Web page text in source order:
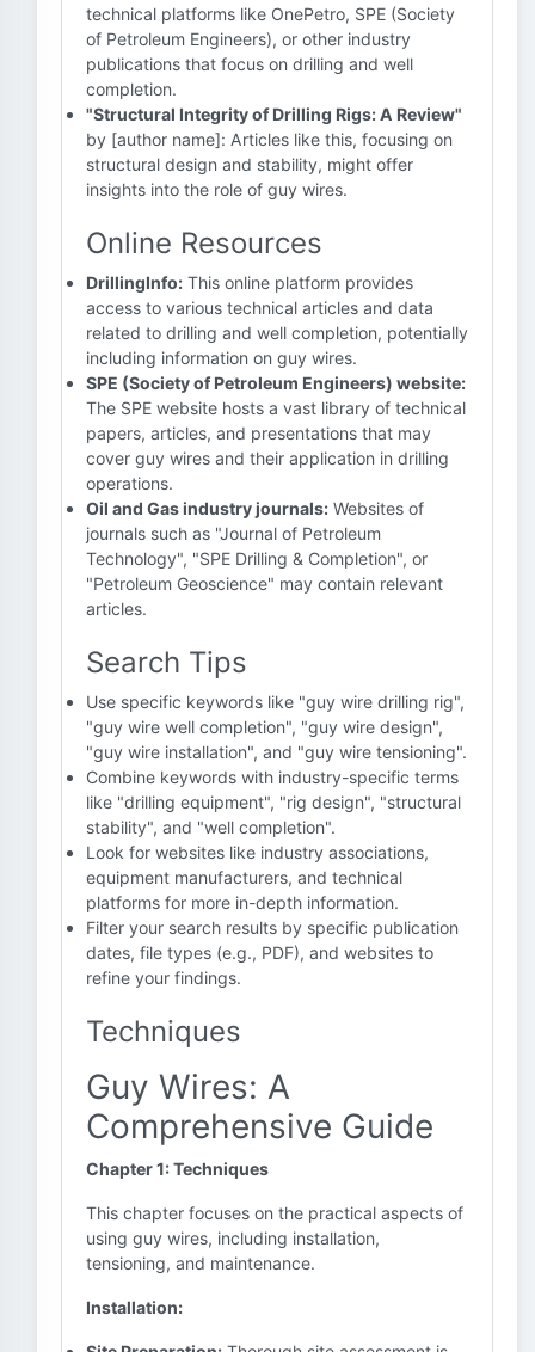
technical platforms like OnePetro, SPE (Society
of Petroleum Engineers), or other industry
publications that focus on drilling and well
completion.
"Structural Integrity of Drilling Rigs: A Review"
by [author name]: Articles like this, focusing on
structural design and stability, might offer
insights into the role of guy wires.
Online Resources
DrillingInfo: This online platform provides
access to various technical articles and data
related to drilling and well completion, potentially
including information on guy wires.
SPE (Society of Petroleum Engineers) website:
The SPE website hosts a vast library of technical
papers, articles, and presentations that may
cover guy wires and their application in drilling
operations.
Oil and Gas industry journals: Websites of
journals such as "Journal of Petroleum
Technology", "SPE Drilling & Completion", or
"Petroleum Geoscience" may contain relevant
articles.
Search Tips
Use specific keywords like "guy wire drilling rig",
"guy wire well completion", "guy wire design",
"guy wire installation", and "guy wire tensioning".
Combine keywords with industry-specific terms
like "drilling equipment", "rig design", "structural
stability", and "well completion".
Look for websites like industry associations,
equipment manufacturers, and technical
platforms for more in-depth information.
Filter your search results by specific publication
dates, file types (e.g., PDF), and websites to
refine your findings.
Techniques
Guy Wires: A
Comprehensive Guide
Chapter 1: Techniques
This chapter focuses on the practical aspects of
using guy wires, including installation,
tensioning, and maintenance.
Installation: